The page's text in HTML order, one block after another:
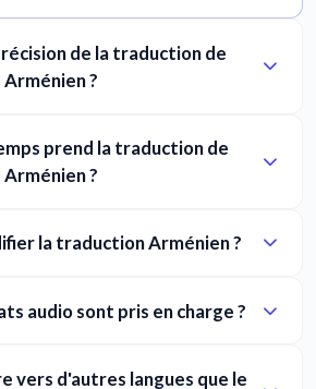
de la traduction de
?
prend la traduction de
?
la traduction Arménien ?
audio sont pris en charge ?
vers d'autres langues que le